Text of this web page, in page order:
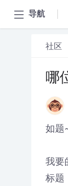
导航
社区
哪
如题
我要
标题